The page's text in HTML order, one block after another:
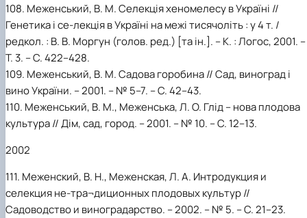
108. Меженський, В. М. Селекція хеномелесу в Україні //
Генетика і се-лекція в Україні на межі тисячоліть : у 4 т. /
редкол. : В. В. Моргун (голов. ред.) [та ін.]. – К. : Логос, 2001. –
Т. 3. – С. 422–428.
109. Меженський, В. М. Садова горобина // Сад, виноград і
вино України. – 2001. – № 5–7. – С. 42–43.
110. Меженський, В. М., Меженська, Л. О. Глід – нова плодова
культура // Дім, сад, город. – 2001. – № 10. – С. 12–13.
2002
111. Меженский, В. Н., Меженская, Л. А. Интродукция и
селекция не-тра¬диционных плодовых культур //
Садоводство и виноградарство. – 2002. – № 5. – С. 21–23.